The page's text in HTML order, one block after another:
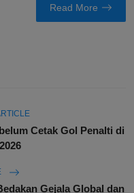
Read More
Cetak Gol Penalti di
Gejala Global dan